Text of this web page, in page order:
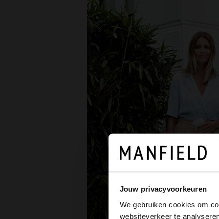
Jouw privacyvoorkeuren
We gebruiken cookies om
websiteverkeer te